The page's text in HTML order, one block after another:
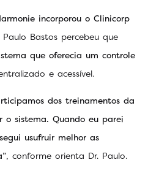
incorporou o Clinicorp
Paulo Bastos percebeu que
que oferecia um controle
e acessível.
dos treinamentos da
o sistema. Quando eu parei
usufruir melhor as
, conforme orienta Dr. Paulo.